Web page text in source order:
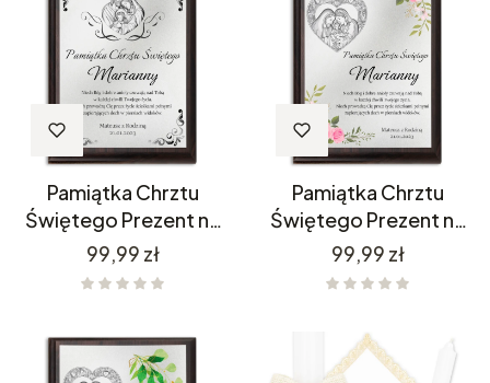
Pamiątka Chrztu
Świętego Prezent na
Chrzest PC20
Cena
99,99 zł
Pamiątka Chrztu
Świętego Prezent na
Chrzest PC21
Cena
99,99 zł